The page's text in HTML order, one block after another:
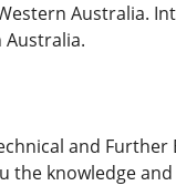
Australia.
Australia.
and
the knowledge